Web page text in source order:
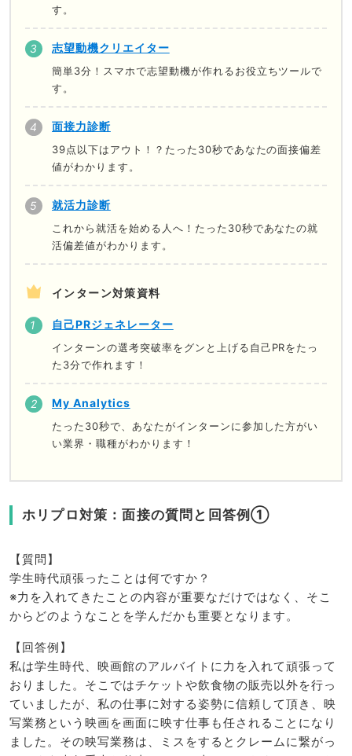
す。
志望動機クリエイター
簡単3分！スマホで志望動機が作れるお役立ちツールで
す。
面接力診断
39点以下はアウト！？たった30秒であなたの面接偏差
値がわかります。
就活力診断
これから就活を始める人へ！たった30秒であなたの就
活偏差値がわかります。
インターン対策資料
自己PRジェネレーター
インターンの選考突破率をグンと上げる自己PRをたっ
た3分で作れます！
My Analytics
たった30秒で、あなたがインターンに参加した方がい
い業界・職種がわかります！
ホリプロ対策：面接の質問と回答例①
【質問】
学生時代頑張ったことは何ですか？
※力を入れてきたことの内容が重要なだけではなく、そこ
からどのようなことを学んだかも重要となります。
【回答例】
私は学生時代、映画館のアルバイトに力を入れて頑張って
おりました。そこではチケットや飲食物の販売以外を行っ
ていましたが、私の仕事に対する姿勢に信頼して頂き、映
写業務という映画を画面に映す仕事も任されることになり
ました。その映写業務は、ミスをするとクレームに繋がっ